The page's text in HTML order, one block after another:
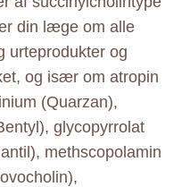
din læge om alle
urteprodukter og
og især om atropin
(Quarzan),
glycopyrrolat
methscopolamin